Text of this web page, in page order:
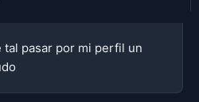
tal pasar por mi perfil un